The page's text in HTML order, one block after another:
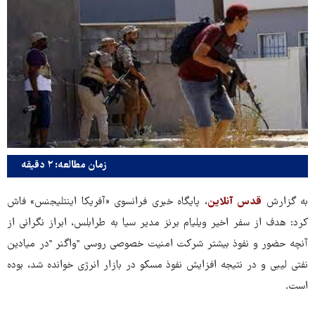
زمان مطالعه: ۲ دقیقه
به گزارش قدس آنلاین، پایگاه خبری فرانسوی «آفریکا اینتلیجنس» فاش
کرد: هدف از سفر اخیر ویلیام برنز مدیر سیا به طرابلس، ابراز نگرانی از
آنچه حضور و نفوذ بیشتر شرکت امنیت خصوصی روسی "واگنر "در میادین
نفتی لیبی و در نتیجه افزایش نفوذ مسکو در بازار انرژی خوانده شد، بوده
است.